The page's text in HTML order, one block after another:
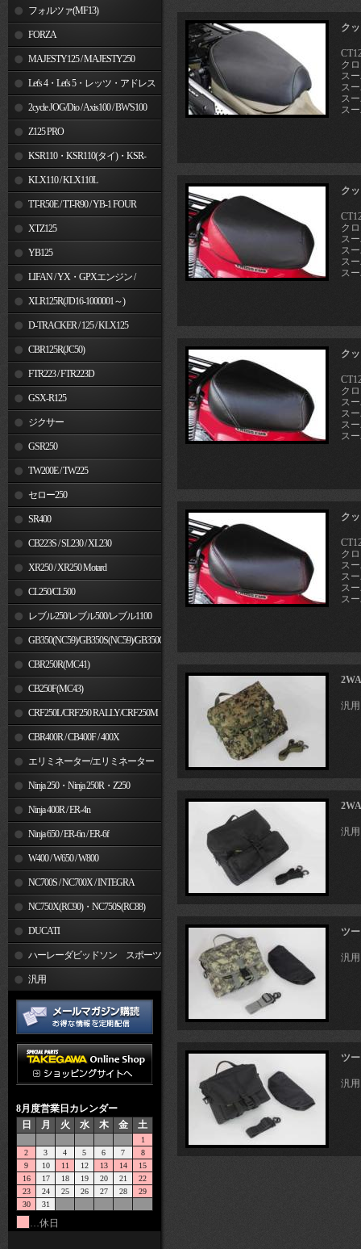
フォルツァ(MF13)
FORZA
MAJESTY125 / MAJESTY250
Let's 4・Let's 5・レッツ・アドレス
V50 2cycle JOG/Dio / Axis100 / BW'S100
Z125 PRO
KSR110・KSR110(タイ)・KSR-
I/II・KSR PRO
KLX110 / KLX110L
TT-R50E / TT-R90 / YB-1 FOUR
XTZ125
YB125
LIFAN / YX・GPXエンジン /
JinchengXLR125R(JD16-1000001～)
D-TRACKER / 125 / KLX125
CBR125R(JC50)
FTR223 / FTR223D
GSX-R125
ジクサー
GSR250
TW200E / TW225
セロー250
SR400
CB223S / SL230 / XL230
XR250 / XR250 Motard
CL250/CL500
レブル250/レブル500/レブル1100
GB350(NC59)/GB350S(NC59)/GB350C(NC64)
CBR250R(MC41)
CB250F(MC43)
CRF250L/CRF250 RALLY/CRF250M
CBR400R / CB400F / 400X
エリミネーター/エリミネーター
SE Ninja 250・Ninja 250R・Z250
Ninja 400R / ER-4n
Ninja 650 / ER-6n / ER-6f
W400 / W650 / W800
NC700S / NC700X / INTEGRA
NC750X(RC90)・NC750S(RC88)
DUCATI
ハーレーダビッドソン スポーツ
スター汎用
8月度営業日カレンダー
日
月 火 水 木 金 土
1
2
3 4 5 6 7
8
9
10 11 12 13 14
15
16
17 18 19 20 21
22
23
24 25 26 27 28
29
30
31
…休日
ク
ク
ス
ス
ス
ス
ク
ク
ス
ス
ス
ス
ク
ク
ス
ス
ス
ス
ク
ク
ス
ス
ス
ス
汎用
汎用
ツ
汎用
ツ
汎用